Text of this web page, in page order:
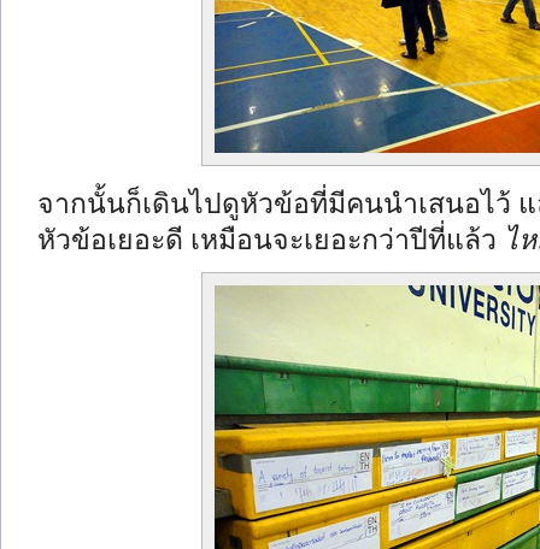
จากนั้นก็เดินไปดูหัวข้อที่มีคนนำเสนอไว้
หัวข้อเยอะดี เหมือนจะเยอะกว่าปีที่แล้ว ไ